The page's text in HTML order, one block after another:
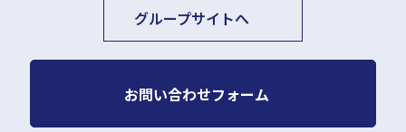
グループサイトへ
お問い合わせフォーム